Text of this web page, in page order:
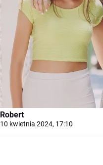
Robert
10 kwietnia 2024, 17:10